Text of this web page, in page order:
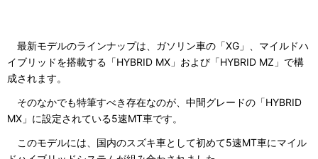
最新モデルのラインナップは、ガソリン車の「XG」、マイルドハ
イブリッドを搭載する「HYBRID MX」および「HYBRID MZ」で構
成されます。
そのなかでも特筆すべき存在なのが、中間グレードの「HYBRID
MX」に設定されている5速MT車です。
このモデルには、国内のスズキ車として初めて5速MT車にマイル